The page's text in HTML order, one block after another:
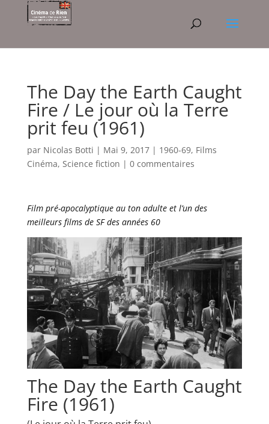
The Day the Earth Caught
Fire / Le jour où la Terre
prit feu (1961)
par Nicolas Botti | Mai 9, 2017| 1960-69, Films
Cinéma, Science fiction | 0 commentaires
Film pré-apocalyptique au ton adulte et l’un des
meilleurs films de SF des années 60
The Day the Earth Caught
Fire (1961)